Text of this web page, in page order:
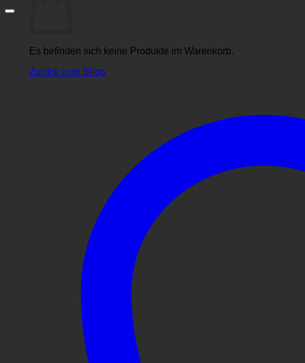
Es befinden sich keine Produkte im Warenkorb.
Zurück zum Shop